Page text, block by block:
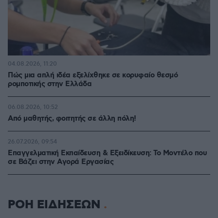
Πώς μια απλή ιδέα εξελίχθηκε σε κορυφαίο θεσμό
ρομποτικής στην Ελλάδα
04.08.2026, 11:20
Από μαθητής, φοιτητής σε άλλη πόλη!
06.08.2026, 10:52
Επαγγελματική Εκπαίδευση & Εξειδίκευση: Το Mοντέλο που
σε Bάζει στην Aγορά Eργασίας
26.07.2026, 09:54
ΡΟΗ ΕΙΔΗΣΕΩΝ